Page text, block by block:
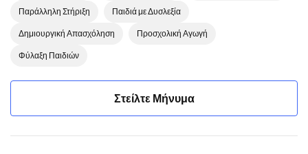
Παράλληλη Στήριξη Παιδιά με Δυσλεξία
Δημιουργική Απασχόληση Προσχολική Αγωγή
Φύλαξη Παιδιών
Στείλτε Μήνυμα